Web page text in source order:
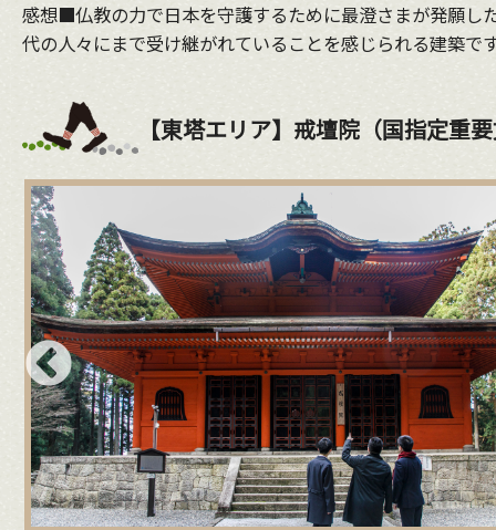
感想■仏教の力で日本を守護するために最澄さまが発願し
代の人々にまで受け継がれていることを感じられる建築で
【東塔エリア】戒壇院（国指定重